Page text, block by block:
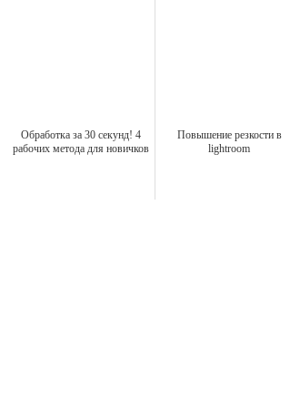
Обработка за 30 секунд! 4
рабочих метода для новичков
Повышение резкости в
lightroom